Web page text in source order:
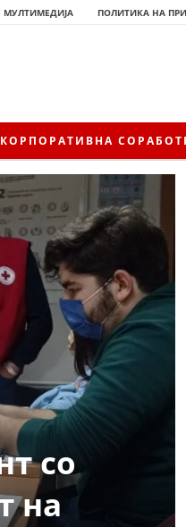
МУЛТИМЕДИЈА ПОЛИТИКА НА
КОРПОРАТИВНА
со
на